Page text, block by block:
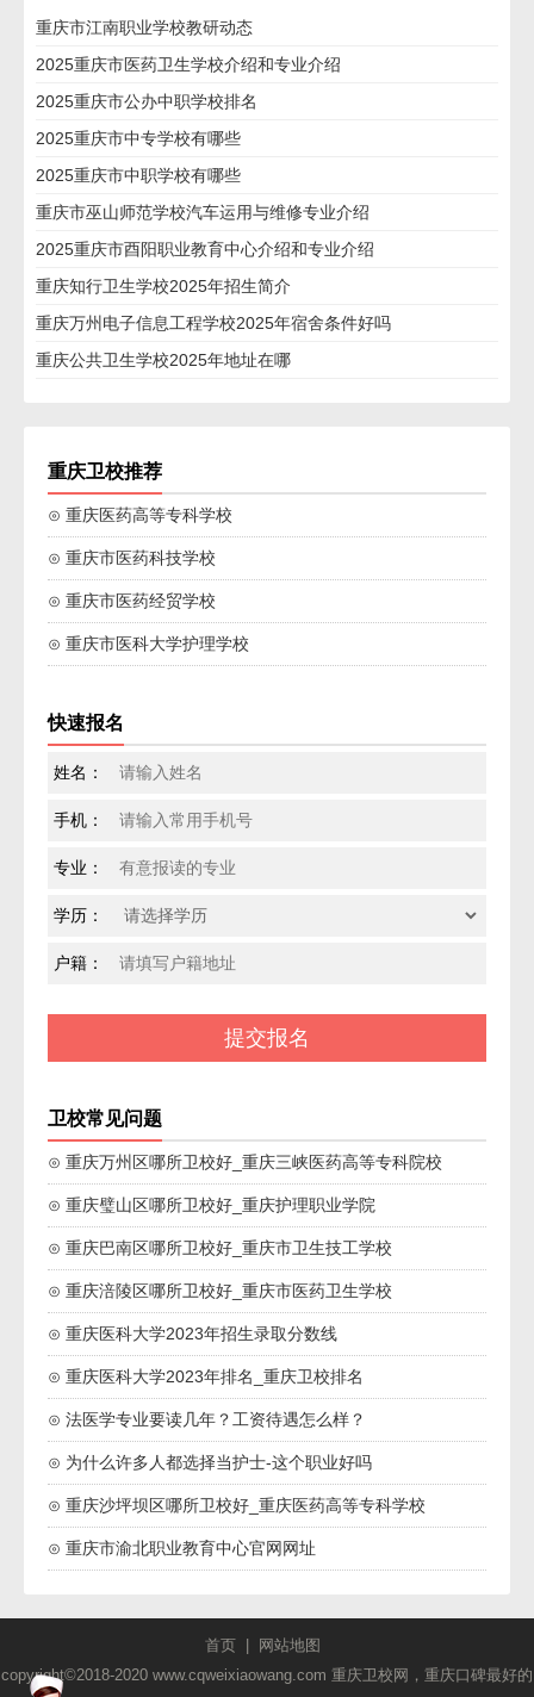
重庆市江南职业学校教研动态
2025重庆市医药卫生学校介绍和专业介绍
2025重庆市公办中职学校排名
2025重庆市中专学校有哪些
2025重庆市中职学校有哪些
重庆市巫山师范学校汽车运用与维修专业介绍
2025重庆市酉阳职业教育中心介绍和专业介绍
重庆知行卫生学校2025年招生简介
重庆万州电子信息工程学校2025年宿舍条件好吗
重庆公共卫生学校2025年地址在哪
重庆卫校推荐
⊙ 重庆医药高等专科学校
⊙ 重庆市医药科技学校
⊙ 重庆市医药经贸学校
⊙ 重庆市医科大学护理学校
快速报名
姓名：
手机：
专业：
学历：
户籍：
卫校常见问题
⊙ 重庆万州区哪所卫校好_重庆三峡医药高等专科院校
⊙ 重庆璧山区哪所卫校好_重庆护理职业学院
⊙ 重庆巴南区哪所卫校好_重庆市卫生技工学校
⊙ 重庆涪陵区哪所卫校好_重庆市医药卫生学校
⊙ 重庆医科大学2023年招生录取分数线
⊙ 重庆医科大学2023年排名_重庆卫校排名
⊙ 法医学专业要读几年？工资待遇怎么样？
⊙ 为什么许多人都选择当护士-这个职业好吗
⊙ 重庆沙坪坝区哪所卫校好_重庆医药高等专科学校
⊙ 重庆市渝北职业教育中心官网网址
首页|
网站地图
copyright©2018-2020 www.cqweixiaowang.com 重庆卫校网，重庆口碑最好的